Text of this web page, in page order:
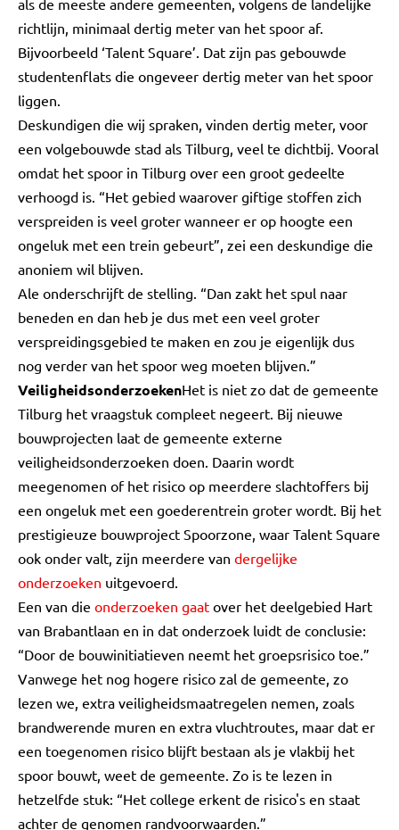
als de meeste andere gemeenten, volgens de landelijke
richtlijn, minimaal dertig meter van het spoor af.
Bijvoorbeeld ‘Talent Square’. Dat zijn pas gebouwde
studentenflats die ongeveer dertig meter van het spoor
liggen.
Deskundigen die wij spraken, vinden dertig meter, voor
een volgebouwde stad als Tilburg, veel te dichtbij. Vooral
omdat het spoor in Tilburg over een groot gedeelte
verhoogd is. “Het gebied waarover giftige stoffen zich
verspreiden is veel groter wanneer er op hoogte een
ongeluk met een trein gebeurt”, zei een deskundige die
anoniem wil blijven.
Ale onderschrijft de stelling. “Dan zakt het spul naar
beneden en dan heb je dus met een veel groter
verspreidingsgebied te maken en zou je eigenlijk dus
nog verder van het spoor weg moeten blijven.”
VeiligheidsonderzoekenHet is niet zo dat de gemeente
Tilburg het vraagstuk compleet negeert. Bij nieuwe
bouwprojecten laat de gemeente externe
veiligheidsonderzoeken doen. Daarin wordt
meegenomen of het risico op meerdere slachtoffers bij
een ongeluk met een goederentrein groter wordt. Bij het
prestigieuze bouwproject Spoorzone, waar Talent Square
ook onder valt, zijn meerdere van dergelijke
onderzoeken uitgevoerd.
Een van die onderzoeken gaat over het deelgebied Hart
van Brabantlaan en in dat onderzoek luidt de conclusie:
“Door de bouwinitiatieven neemt het groepsrisico toe.”
Vanwege het nog hogere risico zal de gemeente, zo
lezen we, extra veiligheidsmaatregelen nemen, zoals
brandwerende muren en extra vluchtroutes, maar dat er
een toegenomen risico blijft bestaan als je vlakbij het
spoor bouwt, weet de gemeente. Zo is te lezen in
hetzelfde stuk: “Het college erkent de risico's en staat
achter de genomen randvoorwaarden.”